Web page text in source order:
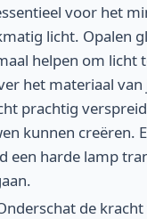
voor het
licht. Opalen
helpen om licht
het materiaal
prachtig
kunnen creëren.
een harde lamp
de